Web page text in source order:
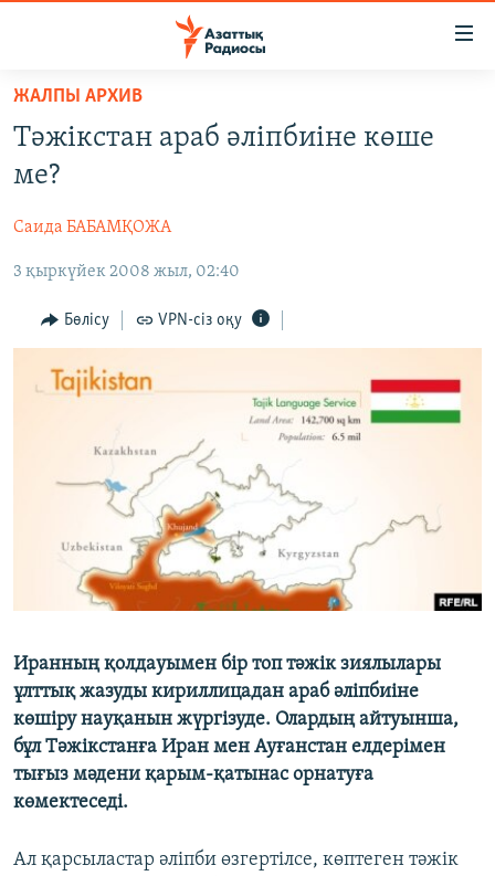
Skip
main
content
to
Navigation
Search
ҚАҢТАР ОҚИҒАСЫ
АДАМ ҚҰҚЫҚТАРЫ
ӘЛЕУМЕТ
АРНАЙЫ ЖОБАЛАР
ЖАЗЫЛЫҢЫЗ
Басқа тілдерде
ЖАЛПЫ АРХИВ
Тәжікстан араб әліпбиіне көше
ме?
Саида БАБАМҚОЖА
3 қыркүйек 2008 жыл, 02:40
Бөлісу VPN-сіз оқу
Иранның қолдауымен бір топ тәжік зиялылары
ұлттық жазуды кириллицадан араб әліпбиіне
көшіру науқанын жүргізуде. Олардың айтуынша,
бұл Тәжікстанға Иран мен Ауғанстан елдерімен
тығыз мәдени қарым-қатынас орнатуға
көмектеседі.
Ал қарсыластар әліпби өзгертілсе, көптеген тәжік